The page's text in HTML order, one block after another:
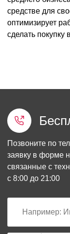
средстве для
оптимизирует
сделать покупку
Позвоните по
заявку в форме
связанные с
с 8:00 до 21:00